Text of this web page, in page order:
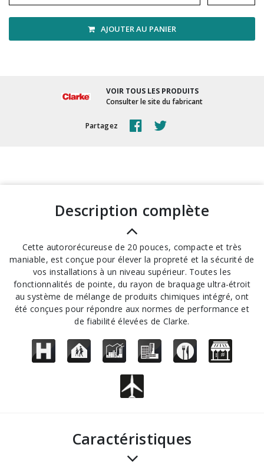
AJOUTER AU PANIER
VOIR TOUS LES PRODUITS
Consulter le site du fabricant
Partagez
description complète
Cette autororécureuse de 20 pouces, compacte et très
maniable, est conçue pour élever la propreté et la sécurité de
vos installations à un niveau supérieur. Toutes les
fonctionnalités de pointe, du rayon de braquage ultra-étroit
au système de mélange de produits chimiques intégré, ont
été conçues pour répondre aux normes de performance et
de fiabilité élevées de Clarke.
Caractéristiques